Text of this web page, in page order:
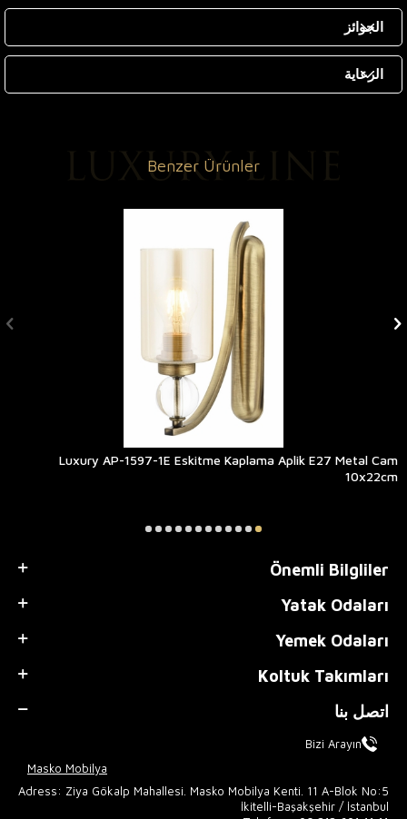
الجوائز
الرعاية
Benzer Ürünler
Luxury AP-1597-1E Eskitme Kaplama Aplik E27 Metal Cam
10x22cm
Önemli Bilgliler
Yatak Odaları
Yemek Odaları
Koltuk Takımları
اتصل بنا
Bizi Arayın
Masko Mobilya
Adress: Ziya Gökalp Mahallesi. Masko Mobilya Kenti. 11 A-Blok No:5
İkitelli-Başakşehir / İstanbul